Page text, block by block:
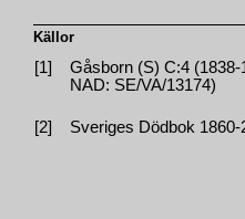
Källor
[1]
Gåsborn (S) C:4
NAD: SE/VA/13174)
[2] Sveriges Dödbok 1860-